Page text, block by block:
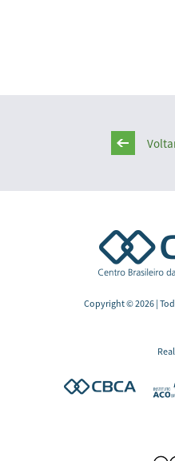
Copyright © 2026 |